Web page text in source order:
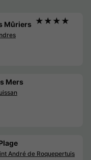
Mûriers ★★★★
Mers
André de Roquepertuis